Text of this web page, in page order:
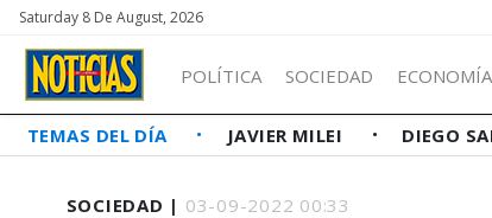
Saturday 8 De August, 2026
POLÍTICA SOCIEDAD ECONOMÍA
TEMAS DEL DÍA JAVIER MILEI DIEGO
SOCIEDAD | 03-09-2022 00:33